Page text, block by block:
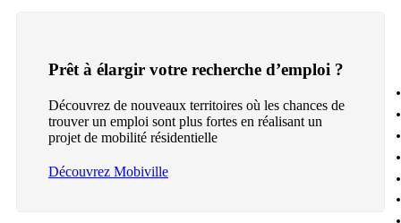
Prêt à élargir votre recherche d’emploi ?
Découvrez de nouveaux territoires où les chances de
trouver un emploi sont plus fortes en réalisant un
projet de mobilité résidentielle
Découvrez Mobiville